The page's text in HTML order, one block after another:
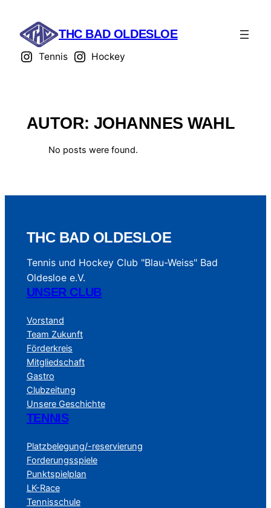
THC BAD OLDESLOE
Tennis Hockey
AUTOR:JOHANNES WAHL
No posts were found.
THC BAD OLDESLOE
Tennis und Hockey Club "Blau-Weiss" Bad
Oldesloe e.V.
UNSER CLUB
Vorstand
Team Zukunft
Förderkreis
Mitgliedschaft
Gastro
Clubzeitung
Unsere Geschichte
TENNIS
Platzbelegung/-reservierung
Forderungsspiele
Punktspielplan
LK-Race
Tennisschule